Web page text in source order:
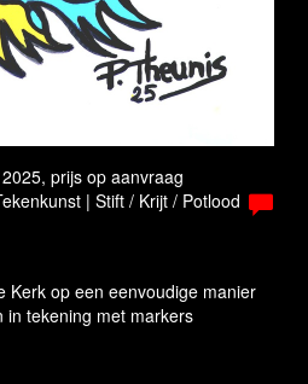
prijs op aanvraag
| Stift / Krijt / Potlood
Kerk op een eenvoudige manier
in tekening met markers